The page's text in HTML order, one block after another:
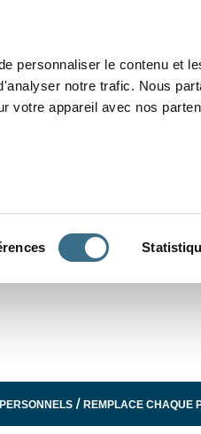
personnaliser le contenu et
notre trafic. Nous
votre appareil avec nos
/REMPLACE CHAQUE